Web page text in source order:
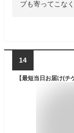
ブも寄ってこな
14